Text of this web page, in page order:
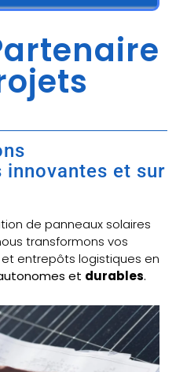
et sur
de panneaux solaires
transformons vos
entrepôts logistiques en
et durables.